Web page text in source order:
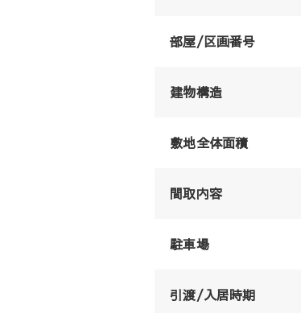
部屋/区画番号
建物構造
敷地全体面積
間取内容
駐車場
引渡/入居時期